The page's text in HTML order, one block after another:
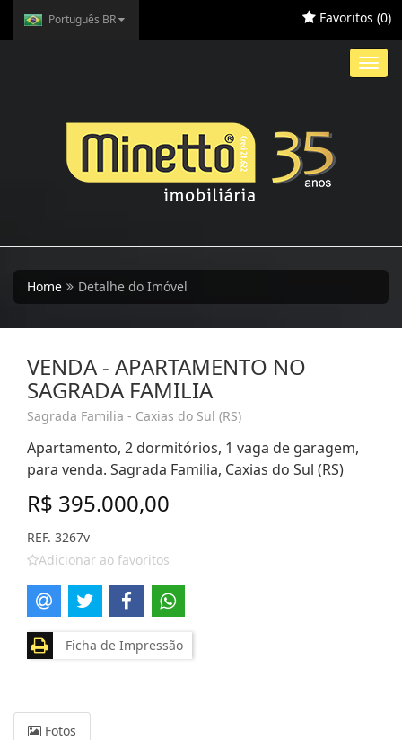
Português BR Favoritos (0)
Home Detalhe do Imóvel
VENDA - APARTAMENTO NO
SAGRADA FAMILIA
Sagrada Familia - Caxias do Sul (RS)
Apartamento, 2 dormitórios, 1 vaga de garagem,
para venda. Sagrada Familia, Caxias do Sul (RS)
R$ 395.000,00
REF. 3267v
Adicionar ao favoritos
Ficha de Impressão
Fotos